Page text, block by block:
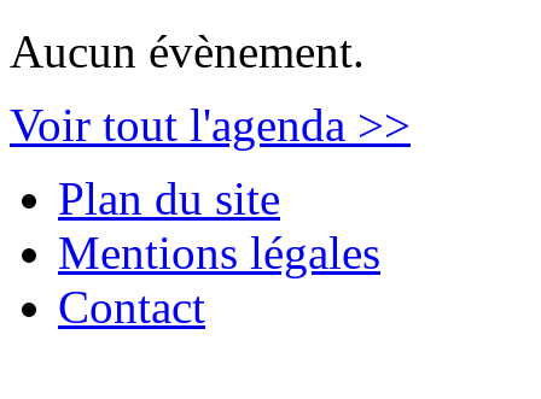
Aucun évènement.
Voir tout l'agenda >>
Plan du site
Mentions légales
Contact